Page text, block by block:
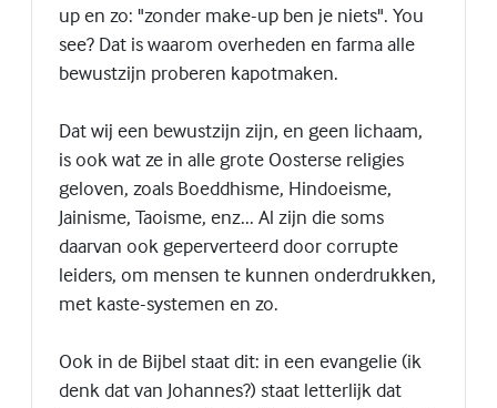
up en zo: "zonder make-up ben je niets". You
see? Dat is waarom overheden en farma alle
bewustzijn proberen kapotmaken.
Dat wij een bewustzijn zijn, en geen lichaam,
is ook wat ze in alle grote Oosterse religies
geloven, zoals Boeddhisme, Hindoeisme,
Jainisme, Taoisme, enz... Al zijn die soms
daarvan ook geperverteerd door corrupte
leiders, om mensen te kunnen onderdrukken,
met kaste-systemen en zo.
Ook in de Bijbel staat dit: in een evangelie (ik
denk dat van Johannes?) staat letterlijk dat